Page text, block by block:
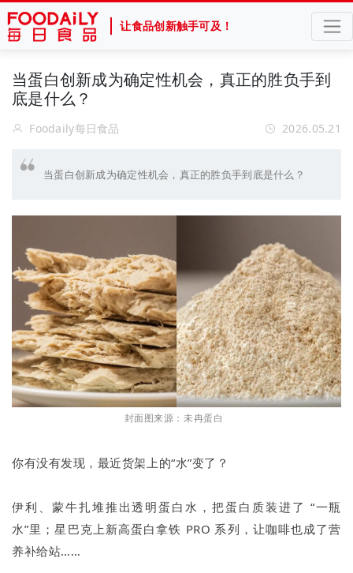
让食品创新触手可及！
当蛋白创新成为确定性机会，真正的胜负手到
底是什么？
Foodaily每日食品 2026.05.21
当蛋白创新成为确定性机会，真正的胜负手到底是什么？
封面图来源：未冉蛋白
你有没有发现，最近货架上的“水”变了？
伊利、蒙牛扎堆推出透明蛋白水，把蛋白质装进了 “一瓶
水”里；星巴克上新高蛋白拿铁 PRO 系列，让咖啡也成了营
养补给站……